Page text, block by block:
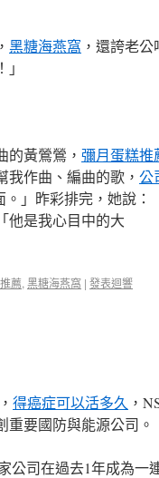
黑糖海燕窩 ，還誇老
的黃鶯鶯， 彌月蛋糕推
我作曲、編曲的歌， 公
」昨彩排完，她說：
他是我心目中的大
薦, 黑糖海燕窩 | 發表迴響
得癌症可以活多久 ，
重要國防與能源公司。
公司在過去1年成為一